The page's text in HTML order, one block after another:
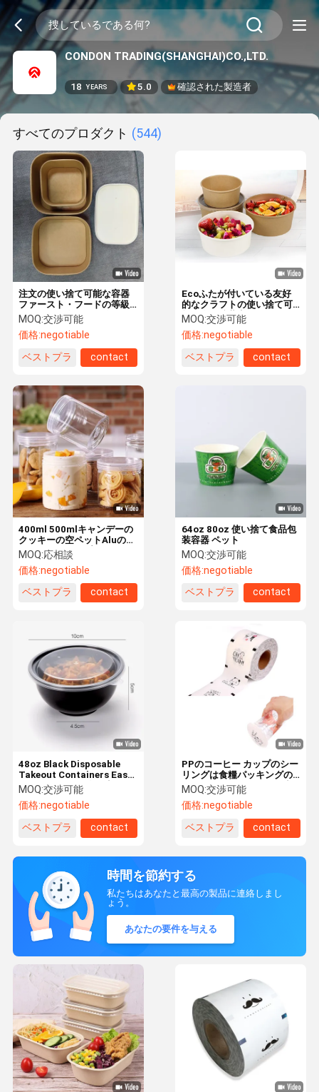
CONDON TRADING(SHANGHAI)CO.,LTD.
18 YEARS 5.0 確認された製造者
すべてのプロダクト (544)
注文の使い捨て可能な容器
ファースト・フードの等級
のための昼食を取り除くた
め
MOQ:交渉可能
価格:negotiable
ベストプラ
contact
Ecoふたが付いている友好
的なクラフトの使い捨て可
能な食糧貯蔵容器
MOQ:交渉可能
価格:negotiable
ベストプラ
contact
400ml 500mlキャンデーの
クッキーの空ペットAluのふ
たが付いているプラスチッ
ク食品容器の瓶
MOQ:応相談
価格:negotiable
ベストプラ
contact
64oz 80oz 使い捨て食品包
装容器 ペット
MOQ:交渉可能
価格:negotiable
ベストプラ
contact
48oz Black Disposable
Takeout Containers Easy
Open Plasticの食品容器
MOQ:交渉可能
価格:negotiable
ベストプラ
contact
PPのコーヒー カップのシー
リングは食糧パッキングの
ための126*122MMの漏出
防止を撮影する
MOQ:交渉可能
価格:negotiable
ベストプラ
contact
時間を節約する
私たちはあなたと最高の製品に連絡しまし
ょう。
あなたの要件を与える